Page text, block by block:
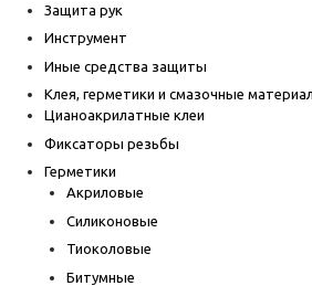
Защита рук
Инструмент
Иные средства защиты
Клея, герметики и смазочные
Цианоакрилатные клеи
Фиксаторы резьбы
Герметики
Акриловые
Силиконовые
Тиоколовые
Битумные